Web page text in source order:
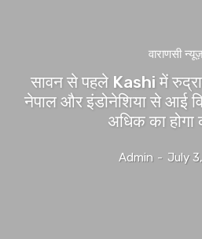
वाराणसी
सावन से पहले Kashi में
नेपाल और इंडोनेशिया से आई
अधिक का होगा
Admin - July